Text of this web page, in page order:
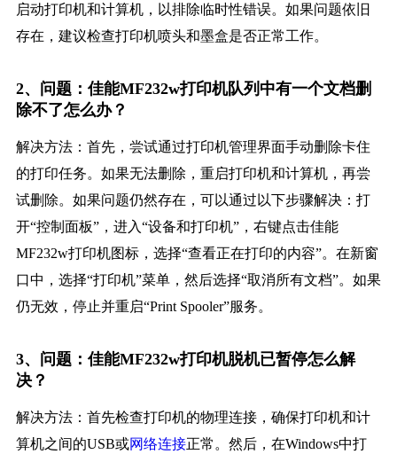
启动打印机和计算机，以排除临时性错误。如果问题依旧
存在，建议检查打印机喷头和墨盒是否正常工作。
2、问题：佳能MF232w打印机队列中有一个文档删
除不了怎么办？
解决方法：首先，尝试通过打印机管理界面手动删除卡住
的打印任务。如果无法删除，重启打印机和计算机，再尝
试删除。如果问题仍然存在，可以通过以下步骤解决：打
开“控制面板”，进入“设备和打印机”，右键点击佳能
MF232w打印机图标，选择“查看正在打印的内容”。在新窗
口中，选择“打印机”菜单，然后选择“取消所有文档”。如果
仍无效，停止并重启“Print Spooler”服务。
3、问题：佳能MF232w打印机脱机已暂停怎么解
决？
解决方法：首先检查打印机的物理连接，确保打印机和计
算机之间的USB或网络连接正常。然后，在Windows中打